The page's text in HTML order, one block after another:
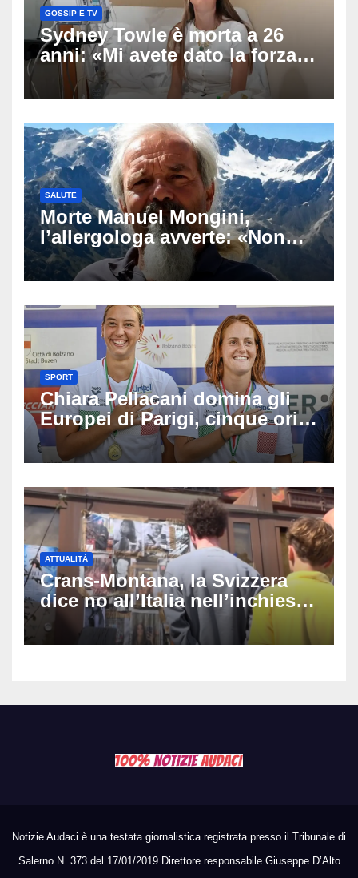
GOSSIP E TV
Sydney Towle è morta a 26
anni: «Mi avete dato la forza
di andare avanti», l’ultimo
messaggio dell’influencer
SALUTE
Morte Manuel Mongini,
l’allergologa avverte: «Non
aspettate di sapere se siete
allergici»
SPORT
Chiara Pellacani domina gli
Europei di Parigi, cinque ori
in cinque gare: ‘Nel sincro
siamo da medaglia olimpica’
ATTUALITÀ
Crans-Montana, la Svizzera
dice no all’Italia nell’inchiesta
sul rogo: respinta la richiesta
di costituirsi parte civile
Notizie Audaci è una testata giornalistica registrata presso il Tribunale di
Salerno N. 373 del 17/01/2019 Direttore responsabile Giuseppe D’Alto